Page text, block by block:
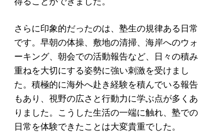
給付型奨学金
事業方針
募集要項
給付型奨学金とは
ソーシャルビジネス支援
さらに印象的だったのは、塾生の規律ある日常
です。早朝の体操、敷地の清掃、海岸へのウォ
ーキング、朝会での活動報告など、日々の積み
重ねを大切にする姿勢に強い刺激を受けまし
た。積極的に海外へ赴き経験を積んでいる報告
もあり、視野の広さと行動力に学ぶ点が多くあ
りました。こうした生活の一端に触れ、塾での
日常を体験できたことは大変貴重でした。